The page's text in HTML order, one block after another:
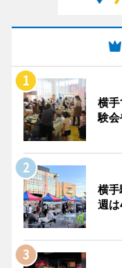
横
験
横
週